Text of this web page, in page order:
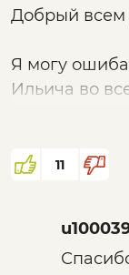
Добрый всем
Я могу
Ильича во
системах.
канала
Вот ссылка,
"здоровым"
11